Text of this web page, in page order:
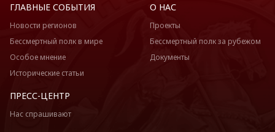
ГЛАВНЫЕ СОБЫТИЯ
Новости регионов
Бессмертный полк в мире
Особое мнение
Исторические статьи
О НАС
Проекты
Бессмертный полк за рубежом
Документы
ПРЕСС-ЦЕНТР
Нас спрашивают